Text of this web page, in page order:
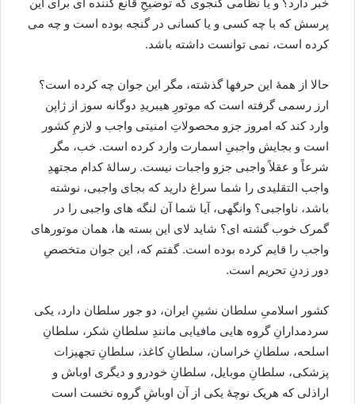
پرسش که با چه کسی و یا کسانی در گنجه بوده است و چه می
کرده است، نمی توانست داشته باشد.
حالا از همۀ این حرفها گذشته، مگر این جوان چه کرده است؟
ارز رسمی گرفته است که موتورِ هیبریدِ دوگانه سوز از ژاپن
وارد کند که امروز جزو محصولاتِ امنیتی واجب و لازمِ کشور
است و بجایش واجبیِ اسمارت وارد کرده است. خب، مگر
شرعاً و عقلاً واجبی جزو واجبات نیست. رسالۀ کدام مجتهدِ
واجب التقلیدی را شما سراغ دارید که بجای واجبی، نوشته
باشد، ناواجبی؟ وانگهی، آیا شما آن لنگه های واجبی را در
گمرک خوب گشته ای؟ شاید لای این بسته ها، همان موتورهای
واجب را قایم کرده بوده است. گفتم که، این جوان متخصصِ
دور زدنِ تحریم است.
کشور اسلامیِ سلطان نشینِ ایران، دو جور سلطان دارد، یکی
سردمدارانِ گروه هایی مافیایی مانندِ سلطانِ شکر، سلطانِ
اسلحه، سلطانِ خراسان، سلطانِ کاغذ، سلطانِ تجهیزات
پزشکی، سلطانِ موبایل، سلطانِ خودرو و دیگری اوباش و
اراذلی که هریک نوچۀ یکی از آن اوباشِ گروه نخست است